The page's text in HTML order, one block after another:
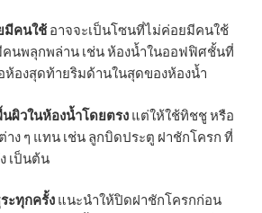
มีคนใช้อาจจะเป็นโซนที่ไม่ค่อยมีคนใช้
นพลุกพล่าน เช่น ห้องน้ำในออฟฟิศชั้นที่
ห้องสุดท้ายริมด้านในสุดของห้องน้ำ
ผิวในห้องน้ำโดยตรง แต่ให้ใช้ทิชชู หรือ
ง ๆ แทน เช่น ลูกบิดประตู ฝาชักโครก ที่
เป็นต้น
ะทุกครั้ง แนะนำให้ปิดฝาชักโครกก่อน